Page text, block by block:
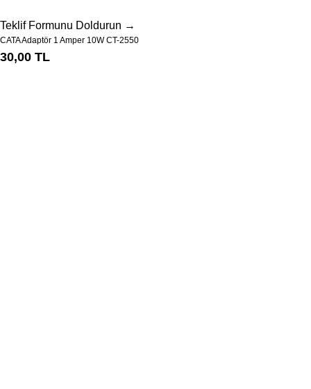
Teklif Formunu Doldurun →
CATA Adaptör 1 Amper 10W CT-2550
30,00 TL